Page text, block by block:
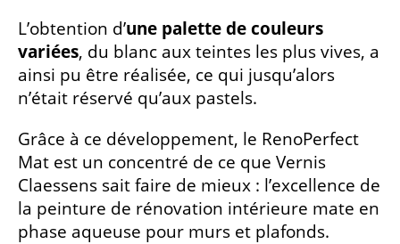
L’obtention d’une palette de couleurs
variées, du blanc aux teintes les plus vives, a
ainsi pu être réalisée, ce qui jusqu’alors
n’était réservé qu’aux pastels.
Grâce à ce développement, le RenoPerfect
Mat est un concentré de ce que Vernis
Claessens sait faire de mieux : l’excellence de
la peinture de rénovation intérieure mate en
phase aqueuse pour murs et plafonds.